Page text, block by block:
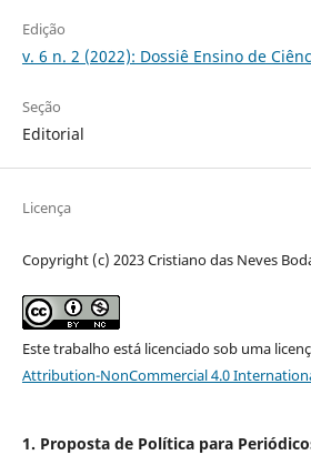
Edição
v. 6 n. 2 (2022): Dossiê Ensino de
Seção
Editorial
Licença
Copyright (c) 2023 Cristiano das Neves
Este trabalho está licenciado sob uma
Attribution-NonCommercial 4.0
1. Proposta de Política para